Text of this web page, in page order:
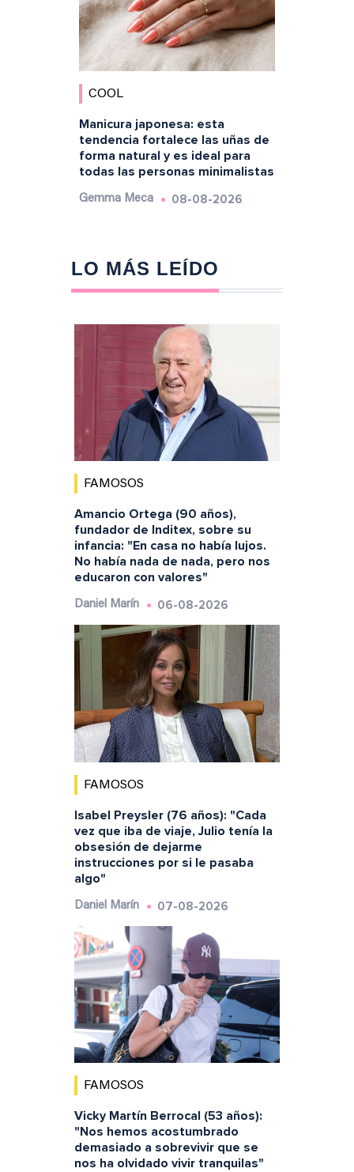
COOL
Manicura japonesa: esta
tendencia fortalece las uñas de
forma natural y es ideal para
todas las personas minimalistas
Gemma Meca 08-08-2026
LO MÁS LEÍDO
FAMOSOS
Amancio Ortega (90 años),
fundador de Inditex, sobre su
infancia: "En casa no había lujos.
No había nada de nada, pero nos
educaron con valores"
Daniel Marín 06-08-2026
FAMOSOS
Isabel Preysler (76 años): "Cada
vez que iba de viaje, Julio tenía la
obsesión de dejarme
instrucciones por si le pasaba
algo"
Daniel Marín 07-08-2026
FAMOSOS
Vicky Martín Berrocal (53 años):
"Nos hemos acostumbrado
demasiado a sobrevivir que se
nos ha olvidado vivir tranquilas"